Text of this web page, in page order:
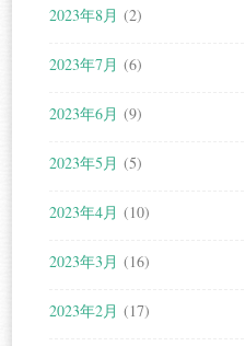
2023年8月 (2)
2023年7月 (6)
2023年6月 (9)
2023年5月 (5)
2023年4月 (10)
2023年3月 (16)
2023年2月 (17)